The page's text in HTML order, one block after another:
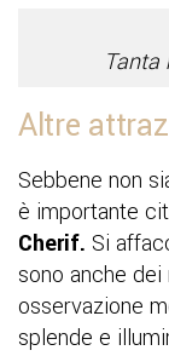
Tanta
Altre
Sebbene non
è importante
Cherif. Si
sono anche
osservazione
splende e